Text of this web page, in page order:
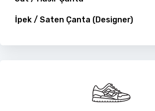
İpek / Saten Çanta (Designer)